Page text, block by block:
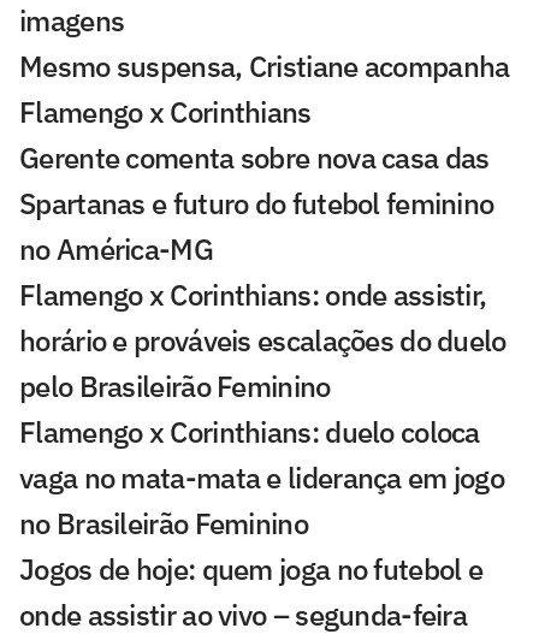
imagens
Mesmo suspensa, Cristiane acompanha
Flamengo x Corinthians
Gerente comenta sobre nova casa das
Spartanas e futuro do futebol feminino
no América-MG
Flamengo x Corinthians: onde assistir,
horário e prováveis escalações do duelo
pelo Brasileirão Feminino
Flamengo x Corinthians: duelo coloca
vaga no mata-mata e liderança em jogo
no Brasileirão Feminino
Jogos de hoje: quem joga no futebol e
onde assistir ao vivo – segunda-feira